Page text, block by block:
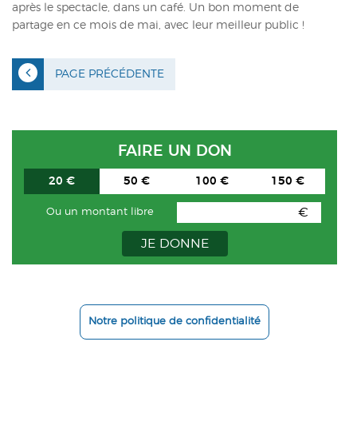
après le spectacle, dans un café. Un bon moment de
partage en ce mois de mai, avec leur meilleur public !
PAGE PRÉCÉDENTE
FAIRE UN DON
20 € 50 € 100 € 150 €
Ou un montant libre €
JE DONNE
Notre politique de confidentialité